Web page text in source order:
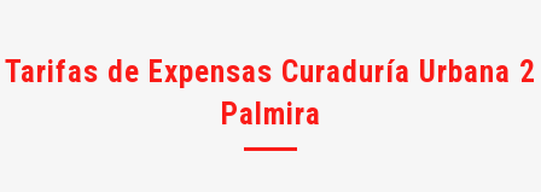
Tarifas de Expensas Curaduría Urbana 2
Palmira